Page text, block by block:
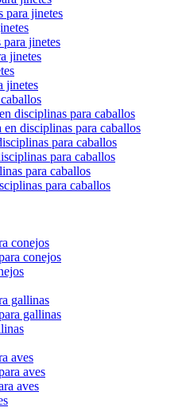
para jinetes
jinetes
jinetes
jinetes
disciplinas para caballos
en disciplinas para caballos
para caballos
para caballos
para caballos
para caballos
conejos
conejos
gallinas
gallinas
aves
aves
aves